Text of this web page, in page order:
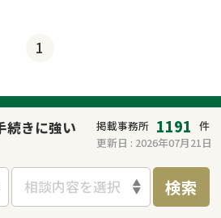
1
続きに強い
掲載事務所 1191 件
更新日 : 2026年07月21日
相談内容を選択 検索